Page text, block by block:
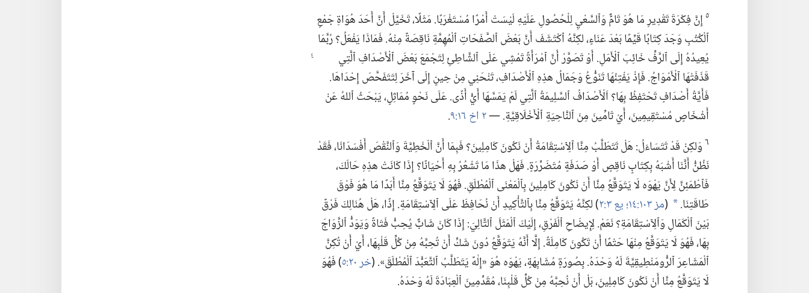
٥إِنَّ فِكْرَةَ تَقْدِيرِ مَا هُوَ تَامٌّ وَٱلسَّعْيِ لِلْحُصُولِ عَلَيْهِ لَيْسَتْ أَمْرًا مُسْتَغْرَبًا.‏ مَثَلًا،‏ تَخَيَّلْ أَنَّ أَحَدَ هُوَاةِ جَمْعِ
ٱلْكُتُبِ وَجَدَ كِتَابًا قَيِّمًا بَعْدَ عَنَاءٍ،‏ لكِنَّهُ ٱكْتَشَفَ أَنَّ بَعْضَ ٱلصَّفَحَاتِ ٱلْمُهِمَّةِ نَاقِصَةٌ مِنْهُ.‏ فَمَاذَا يَفْعَلُ؟‏ رُبَّمَا
يُعِيدُهُ إِلَى ٱلرَّفِّ خَائِبَٱلْأَمَلِ.‏ أَوْ تَصَوَّرْ أَنَّ ٱمْرَأَةً تَمْشِي عَلَى ٱلشَّاطِئِ لِتَجْمَعَ بَعْضَ ٱلْأَصْدَافِ ٱلَّتِي
قَذَفَتْهَا ٱلْأَمْوَاجُ.‏ فَإِذْ يَفْتِنُهَا تَنَوُّعُ وَجَمَالُ هذِهِ ٱلْأَصْدَافِ،‏ تَنْحَنِي مِنْ حِينٍ إِلَى آخَرَ لِتَتَفَحَّصَ إِحْدَاهَا.‏
فَأَيَّةُ أَصْدَافٍ تَحْتَفِظُ بِهَا؟‏ اَلْأَصْدَافُ ٱلسَّلِيمَةُ ٱلَّتِي لَمْ يَمَسَّهَا أَيُّ أَذًى.‏ عَلَى نَحْوٍ مُمَاثِلٍ،‏ يَبْحَثُ ٱللهُ عَنْ
أَشْخَاصٍ مُسْتَقِيمِينَ،‏ أَيْ تَامِّينَ مِنَ ٱلنَّاحِيَةِ ٱلْأَخْلَاقِيَّةِ.‏ —‏٢ اخ ١٦:‏٩ ‏.‏
٦وَلكِنْ قَدْ تَتَسَاءَلُ:‏ هَلْ تَتَطَلَّبُ مِنَّا ٱلِٱسْتِقَامَةُ أَنْ نَكُونَ كَامِلِينَ؟‏ فَبِمَا أَنَّ ٱلْخَطِيَّةَ وَٱلنَّقْصَ أَفْسَدَانَا،‏ فَقَدْ
نَظُنُّ أَنَّنَا أَشْبَهُ بِكِتَابٍ نَاقِصٍ أَوْ صَدَفَةٍ مُتَضَرِّرَةٍ.‏ فَهَلْ هذَا مَا تَشْعُرُ بِهِ أَحْيَانًا؟‏ إِذَا كَانَتْ هذِهِ حَالَكَ،‏
فَٱطْمَئِنَّ لِأَنَّ يَهْوَه لَا يَتَوَقَّعُ مِنَّا أَنْ نَكُونَ كَامِلِينَ بِٱلْمَعْنَى ٱلْمُطْلَقِ.‏ فَهُوَ لَا يَتَوَقَّعُ مِنَّا أَبَدًا مَا هُوَ فَوْقَ
طَاقَتِنَا.‏ *
(‏مز ١٠٣:‏١٤؛‏ يع ٣:‏٢
‏)‏ لكِنَّهُ يَتَوَقَّعُ مِنَّا بِٱلتَّأْكِيدِ أَنْ نُحَافِظَ عَلَى ٱلِٱسْتِقَامَةِ.‏ إِذًا،‏ هَلْ هُنَالِكَ فَرْقٌ
بَيْنَ ٱلْكَمَالِ وَٱلِٱسْتِقَامَةِ؟‏ نَعَمْ.‏ لِإِيضَاحِ ٱلْفَرْقِ،‏ إِلَيْكَ ٱلْمَثَلَ ٱلتَّالِيَ:‏ إِذَا كَانَ شَابٌّ يُحِبُّ فَتَاةً وَيَوَدُّ ٱلزَّوَاجَ
بِهَا،‏ فَهُوَ لَا يَتَوَقَّعُ مِنْهَا حَتْمًا أَنْ تَكُونَ كَامِلَةً.‏ إِلَّا أَنَّهُ يَتَوَقَّعُ دُونَ شَكٍّ أَنْ تُحِبَّهُ مِنْ كُلِّ قَلْبِهَا،‏ أَيْ أَنْ تُكِنَّ
ٱلْمَشَاعِرَ ٱلرُّومَنْطِيقِيَّةَ لَهُ وَحْدَهُ.‏ بِصُورَةٍ مُشَابِهَةٍ،‏ يَهْوَه هُوَ «إِلٰهٌ يَتَطَلَّبُ ٱلتَّعَبُّدَ ٱلْمُطْلَقَ».‏ (‏خر ٢٠:‏٥
‏)‏ فَهُوَ
لَا يَتَوَقَّعُ مِنَّا أَنْ نَكُونَ كَامِلِينَ،‏ بَلْ أَنْ نُحِبَّهُ مِنْ كُلِّ قَلْبِنَا،‏ مُقَدِّمِينَ ٱلْعِبَادَةَ لَهُ وَحْدَهُ.‏